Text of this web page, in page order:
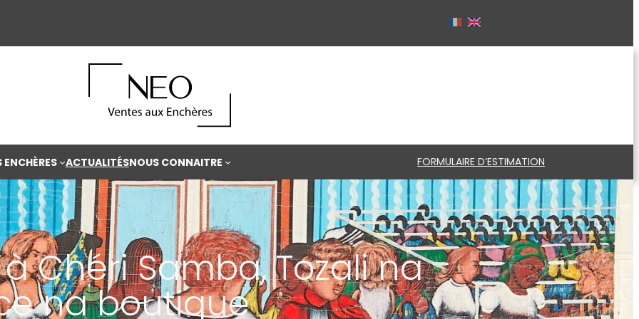
ENCHÈRES ACTUALITÉSNOUS CONNAITRE FORMULAIRE D’ESTIMATION
Chéri Samba, Tozali na
na boutique